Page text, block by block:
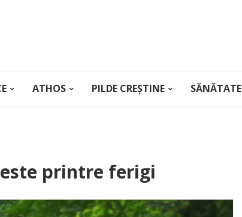
ATHOS PILDE CREȘTINE SĂNĂTATE
printre ferigi